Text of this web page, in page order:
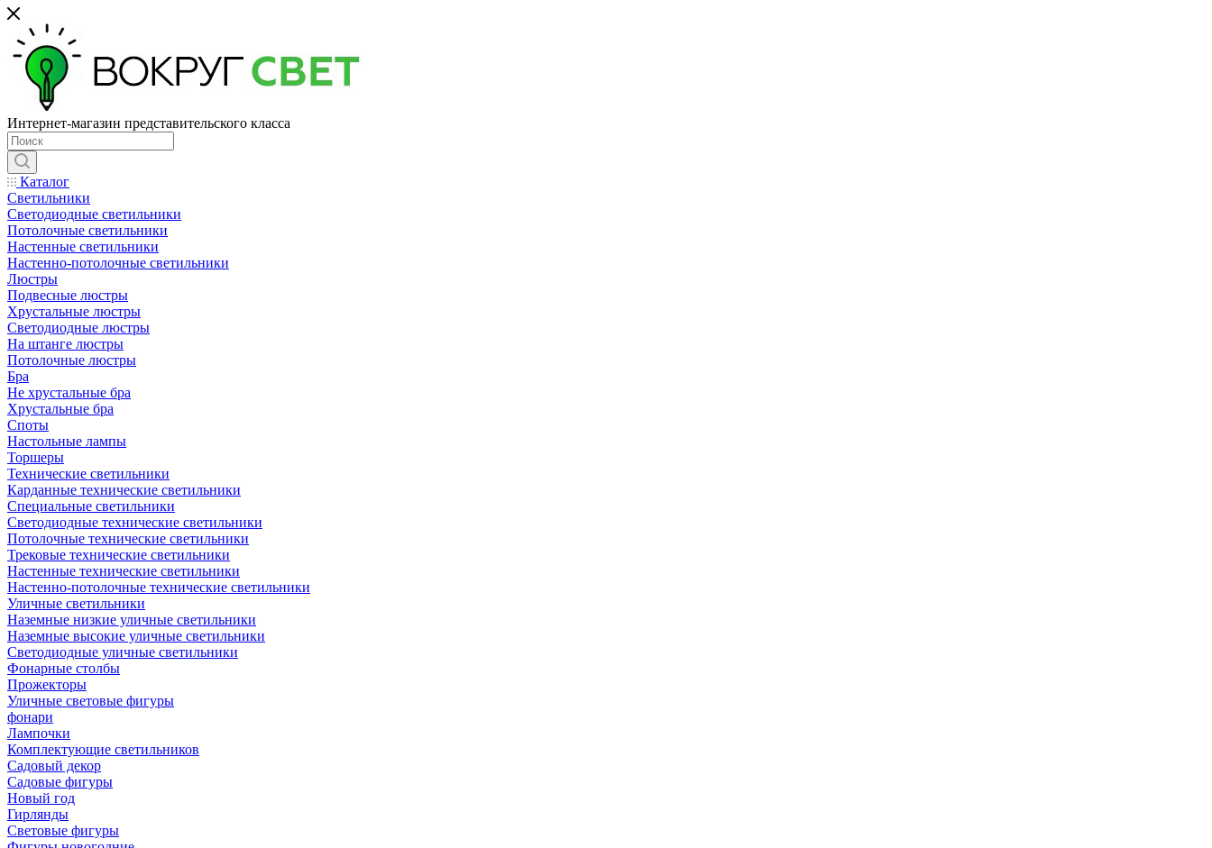
Интернет-магазин представительского класса
Каталог
Светильники
Светодиодные светильники
Потолочные светильники
Настенные светильники
Настенно-потолочные светильники
Люстры
Подвесные люстры
Хрустальные люстры
Светодиодные люстры
На штанге люстры
Потолочные люстры
Бра
Не хрустальные бра
Хрустальные бра
Споты
Настольные лампы
Торшеры
Технические светильники
Карданные технические светильники
Специальные светильники
Светодиодные технические светильники
Потолочные технические светильники
Трековые технические светильники
Настенные технические светильники
Настенно-потолочные технические светильники
Уличные светильники
Наземные низкие уличные светильники
Наземные высокие уличные светильники
Светодиодные уличные светильники
Фонарные столбы
Прожекторы
Уличные световые фигуры
фонари
Лампочки
Комплектующие светильников
Садовый декор
Садовые фигуры
Новый год
Гирлянды
Световые фигуры